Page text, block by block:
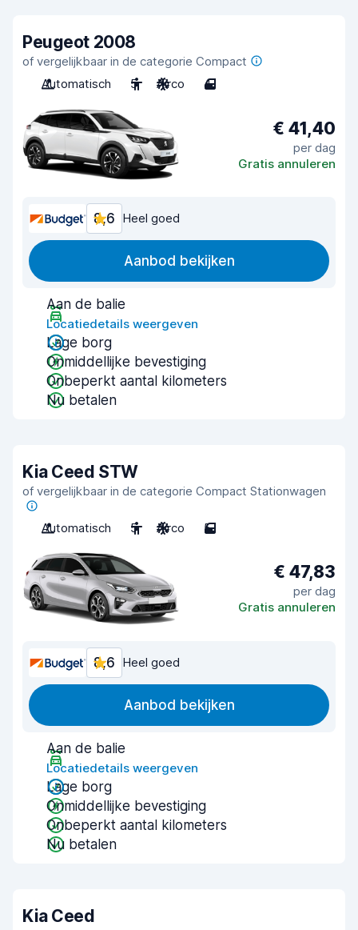
Peugeot 2008
of vergelijkbaar in de categorie Compact
Automatisch
5 Airco 4
€ 41,40
per dag
Gratis annuleren
8,6 Heel goed
Aanbod bekijken
Aan de balie
Locatiedetails weergeven
Lage borg
Onmiddellijke bevestiging
Onbeperkt aantal kilometers
Nu betalen
Kia Ceed STW
of vergelijkbaar in de categorie Compact Stationwagen
Automatisch 5 Airco 5
€ 47,83
per dag
Gratis annuleren
8,6 Heel goed
Aanbod bekijken
Aan de balie
Locatiedetails weergeven
Lage borg
Onmiddellijke bevestiging
Onbeperkt aantal kilometers
Nu betalen
Kia Ceed